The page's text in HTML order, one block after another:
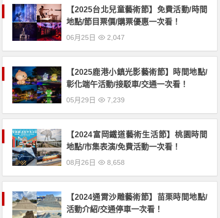
【2025台北兒童藝術節】免費活動/時間
地點/節目票價/購票優惠一次看！
06月25日 2,047
【2025鹿港小鎮光影藝術節】時間地點/
彰化端午活動/接駁車/交通一次看！
05月29日 7,239
【2024富岡鐵道藝術生活節】桃園時間
地點/市集表演/免費活動一次看！
08月26日 8,658
【2024通霄沙雕藝術節】苗栗時間地點/
活動介紹/交通停車一次看！